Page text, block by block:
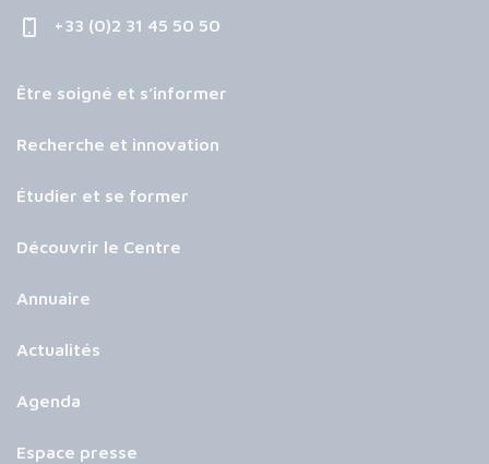
+33 (0)2 31 45 50 50
Être soigné et s’informer
Recherche et innovation
Étudier et se former
Découvrir le Centre
Annuaire
Actualités
Agenda
Espace presse